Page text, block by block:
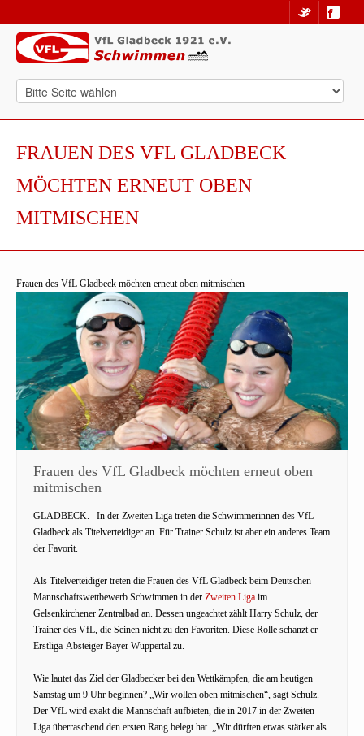
FRAUEN DES VFL GLADBECK
MÖCHTEN ERNEUT OBEN
MITMISCHEN
Frauen des VfL Gladbeck möchten erneut oben mitmischen
Frauen des VfL Gladbeck möchten erneut oben
mitmischen
GLADBECK.
In der Zweiten Liga treten die Schwimmerinnen des VfL
Gladbeck als Titelverteidiger an. Für Trainer Schulz ist aber ein anderes Team
der Favorit.
Als Titelverteidiger treten die Frauen des VfL Gladbeck beim Deutschen
Mannschaftswettbewerb Schwimmen in der Zweiten Liga im
Gelsenkirchener Zentralbad an. Dessen ungeachtet zählt Harry Schulz, der
Trainer des VfL, die Seinen nicht zu den Favoriten. Diese Rolle schanzt er
Erstliga-Absteiger Bayer Wuppertal zu.
Wie lautet das Ziel der Gladbecker bei den Wettkämpfen, die am heutigen
Samstag um 9 Uhr beginnen? „Wir wollen oben mitmischen“, sagt Schulz.
Der VfL wird exakt die Mannschaft aufbieten, die in 2017 in der Zweiten
Liga überraschend den ersten Rang belegt hat. „Wir dürften etwas stärker als